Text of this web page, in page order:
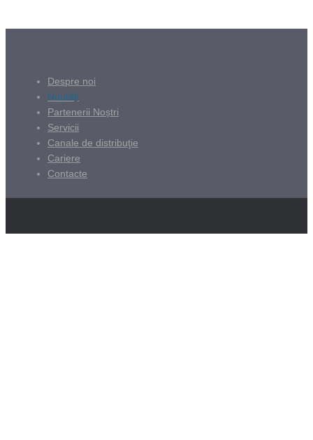
Despre noi
Noutăți
Partenerii Noștri
Servicii
Canale de distribuţie
Cariere
Contacte